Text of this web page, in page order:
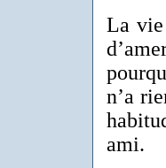
La vie
n’a
ami.